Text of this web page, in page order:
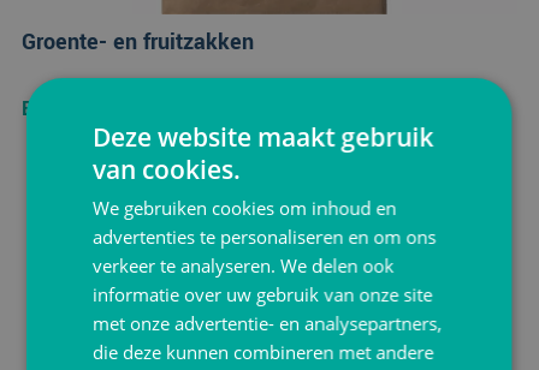
Groente- en fruitzakken
Bekijken
Deze website maakt gebruik
van cookies.
We gebruiken cookies om inhoud en
advertenties te personaliseren en om ons
verkeer te analyseren. We delen ook
informatie over uw gebruik van onze site
met onze advertentie- en analysepartners,
die deze kunnen combineren met andere